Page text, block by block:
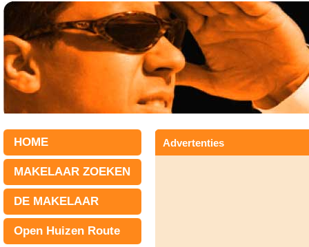
HOME
MAKELAAR ZOEKEN
DE MAKELAAR
Open Huizen Route
Advertenties